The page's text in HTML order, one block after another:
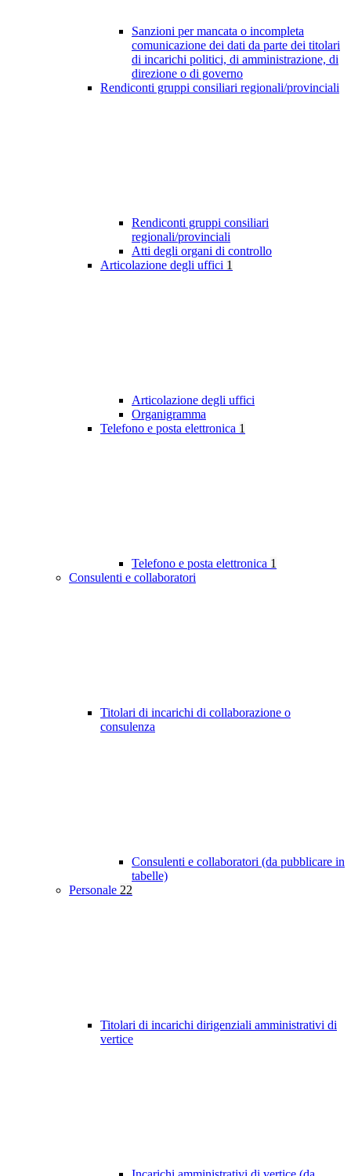
Sanzioni per mancata o incompleta
comunicazione dei dati da parte dei titolari
di incarichi politici, di amministrazione, di
direzione o di governo
Rendiconti gruppi consiliari regionali/provinciali
Rendiconti gruppi consiliari
regionali/provinciali
Atti degli organi di controllo
Articolazione degli uffici 1
Articolazione degli uffici
Organigramma
Telefono e posta elettronica 1
Telefono e posta elettronica 1
Consulenti e collaboratori
Titolari di incarichi di collaborazione o
consulenza
Consulenti e collaboratori (da pubblicare in
tabelle)
Personale 22
Titolari di incarichi dirigenziali amministrativi di
vertice